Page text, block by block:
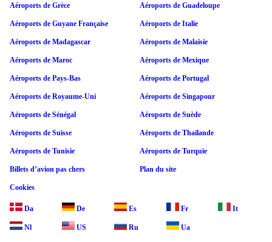
Aéroports de Grèce Aéroports de Guadeloupe
Aéroports de Guyane Française Aéroports de Italie
Aéroports de Madagascar Aéroports de Malaisie
Aéroports de Maroc Aéroports de Mexique
Aéroports de Pays-Bas Aéroports de Portugal
Aéroports de Royaume-Uni Aéroports de Singapour
Aéroports de Sénégal Aéroports de Suède
Aéroports de Suisse Aéroports de Thaïlande
Aéroports de Tunisie Aéroports de Turquie
Billets d’avion pas chers Plan du site
Cookies
Da De Es Fr It
Nl US Ru Ua